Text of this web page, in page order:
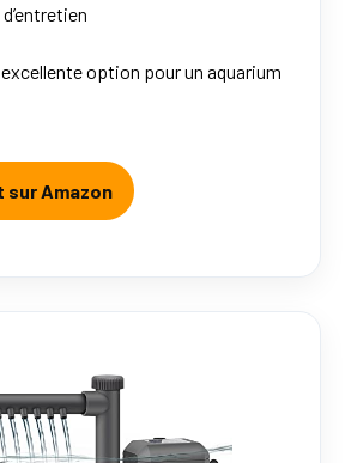
excellente option pour un aquarium
sur Amazon